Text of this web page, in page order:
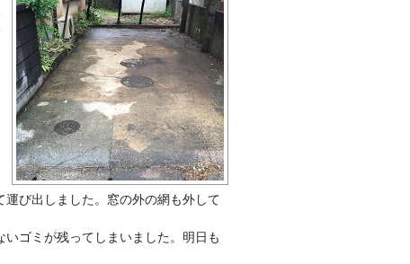
び出しました。窓の外の網も外して
ゴミが残ってしまいました。明日も